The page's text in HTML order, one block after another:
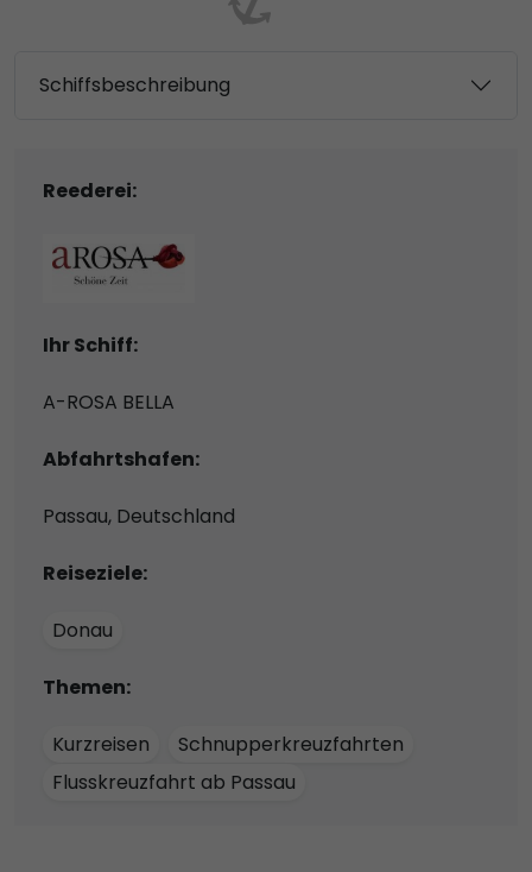
Schiffsbeschreibung
Reederei:
Ihr Schiff:
A-ROSA BELLA
Abfahrtshafen:
Passau, Deutschland
Reiseziele:
Donau
Themen:
Kurzreisen
Schnupperkreuzfahrten
Flusskreuzfahrt ab Passau